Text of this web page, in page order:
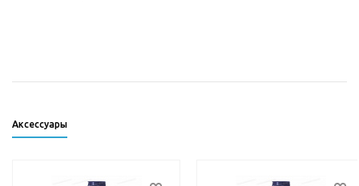
Аксессуары